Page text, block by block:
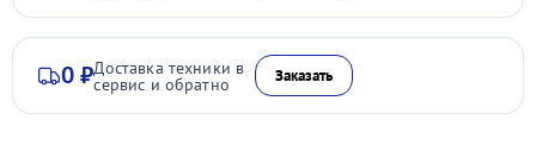
0 ₽Доставка техники в
сервис и обратно Заказать